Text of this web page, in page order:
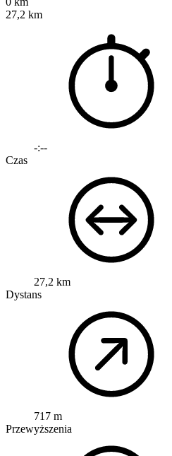
27,2 km
-:--
Czas
27,2 km
Dystans
717 m
Przewyższenia